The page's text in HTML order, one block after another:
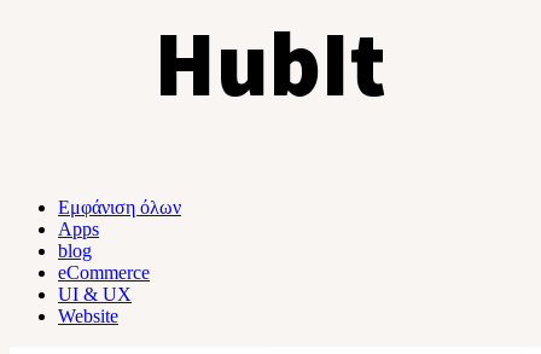
HubIt
Εμφάνιση όλων
Apps
blog
eCommerce
UI & UX
Website